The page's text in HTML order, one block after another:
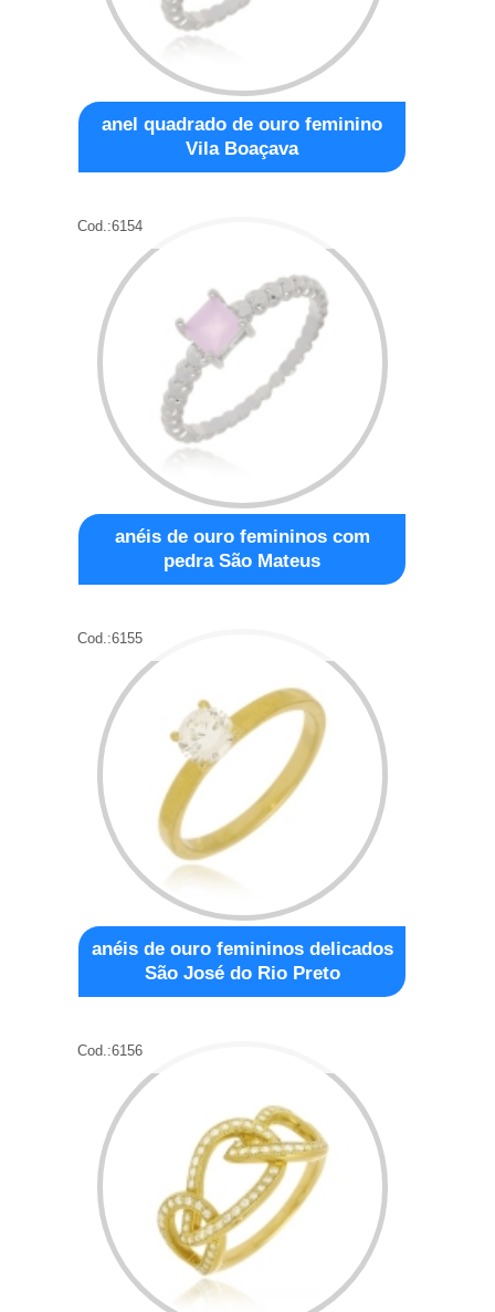
anel quadrado de ouro feminino
Vila Boaçava
Cod.:6154
anéis de ouro femininos com
pedra São Mateus
Cod.:6155
anéis de ouro femininos delicados
São José do Rio Preto
Cod.:6156